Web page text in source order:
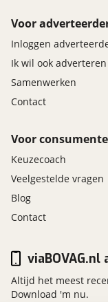
Voor
Inloggen
Ik wil ook adverteren
Samenwerken
Contact
Voor
Keuzecoach
Veelgestelde vragen
Blog
Contact
viaBOVAG.nl
Altijd het meest
Download 'm nu.